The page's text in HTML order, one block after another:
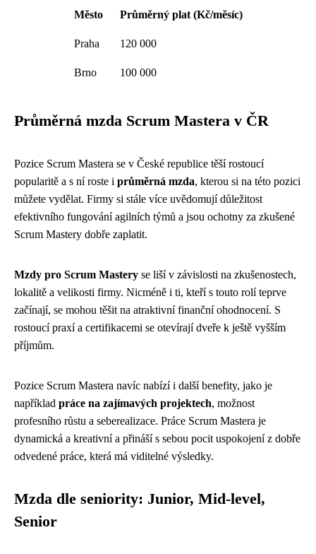
Město
Průměrný plat (Kč/měsíc)
Praha 120 000
Brno 100 000
Průměrná mzda Scrum Mastera v ČR
Pozice Scrum Mastera se v České republice těší rostoucí
popularitě a s ní roste i průměrná mzda, kterou si na této pozici
můžete vydělat. Firmy si stále více uvědomují důležitost
efektivního fungování agilních týmů a jsou ochotny za zkušené
Scrum Mastery dobře zaplatit.
Mzdy pro Scrum Mastery se liší v závislosti na zkušenostech,
lokalitě a velikosti firmy. Nicméně i ti, kteří s touto rolí teprve
začínají, se mohou těšit na atraktivní finanční ohodnocení. S
rostoucí praxí a certifikacemi se otevírají dveře k ještě vyšším
příjmům.
Pozice Scrum Mastera navíc nabízí i další benefity, jako je
například práce na zajímavých projektech, možnost
profesního růstu a seberealizace. Práce Scrum Mastera je
dynamická a kreativní a přináší s sebou pocit uspokojení z dobře
odvedené práce, která má viditelné výsledky.
Mzda dle seniority: Junior, Mid-level,
Senior